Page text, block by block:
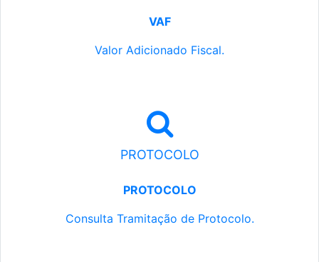
VAF
Valor Adicionado Fiscal.
PROTOCOLO
PROTOCOLO
Consulta Tramitação de Protocolo.